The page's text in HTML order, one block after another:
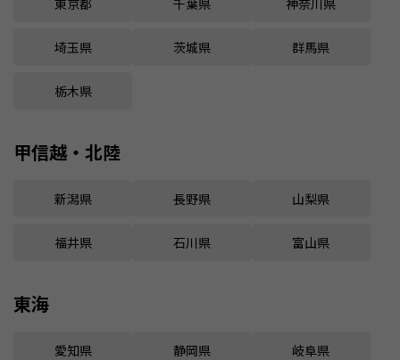
埼玉県 茨城県 群馬県
栃木県
甲信越・北陸
新潟県 長野県 山梨県
福井県 石川県 富山県
東海
愛知県 静岡県 岐阜県